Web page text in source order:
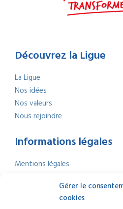
Gérer le
cookies
Découvrez la Ligue
La Ligue
Nos idées
Nos valeurs
Nous rejoindre
Informations légales
Mentions légales
Politique de cookies
Nous contacter